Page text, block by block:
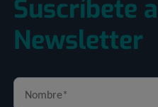
Suscríbete
Newsletter